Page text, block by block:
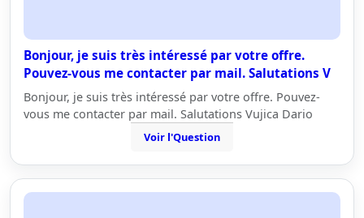
Bonjour, je suis très intéressé par votre offre.
Pouvez-vous me contacter par mail. Salutations V
Bonjour, je suis très intéressé par votre offre. Pouvez-
vous me contacter par mail. Salutations Vujica Dario
Voir l'Question